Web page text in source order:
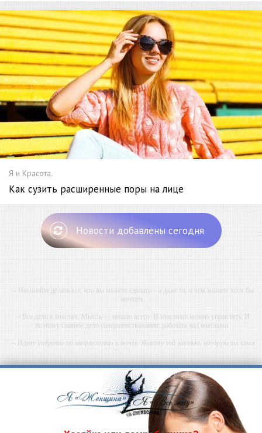
Я и Красота.
Как сузить расширенные поры на лице
Новости добавлены сегодня
-- Начинайте делать все, что вы можете сделать – и даже то, о чем можете хотя бы
мечтать.
-- Все дело в мыслях. Мысль — начало всего. И мыслями можно управлять. И
поэтому главное дело совершенствования: работать над мыслями.
-- Идите уверенно по направлению к мечте. Живите той жизнью, которую вы сами
-- Самое большое богатство — это ум. Самая большая нищета — глупость. Из всех
страхов самый пугающий — самолюбование.
-- Лучшее, что можно сделать с хорошим советом, это пропустить его мимо ушей. Он
никогда не бывает полезен никому, кроме того, кто его дал.
-- Люблю давать советы и очень не люблю, когда их дают мне.